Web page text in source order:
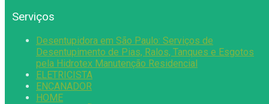
Serviços
Desentupidora em São Paulo: Serviços de
Desentupimento de Pias, Ralos, Tanques e Esgotos
pela Hidrotex Manutenção Residencial
ELETRICISTA
ENCANADOR
HOME